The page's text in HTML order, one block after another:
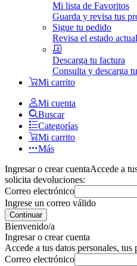
Mi lista de Favoritos
Guarda y revisa tus
Sigue tu pedido
Revisa el estado
Descarga tu factura
Consulta y descarga
Mi carrito
Mi cuenta
Buscar
Categorías
Mi carrito
Más
Ingresar o crear cuentaAccede a
solicita devoluciones:
Correo electrónico
Ingrese un correo válido
Continuar
Bienvenido/a
Ingresar o crear cuenta
Accede a tus datos personales,
Correo electrónico